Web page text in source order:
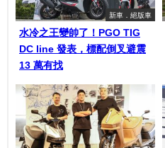
新車．絕版車
水冷之王變帥了！PGO TIG
DC line 發表，標配倒叉避震
13 萬有找